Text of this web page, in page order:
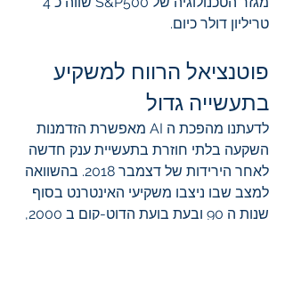
טריליון דולר כיום.
פוטנציאל הרווח למשקיע
בתעשייה גדול
לדעתנו מהפכת ה AI מאפשרת הזדמנות
השקעה בלתי חוזרת בתעשיית ענק חדשה
לאחר הירידות של דצמבר 2018. בהשוואה
למצב שבו ניצבו משקיעי האינטרנט בסוף
שנות ה 90 ובעת בועת הדוט-קום ב 2000,